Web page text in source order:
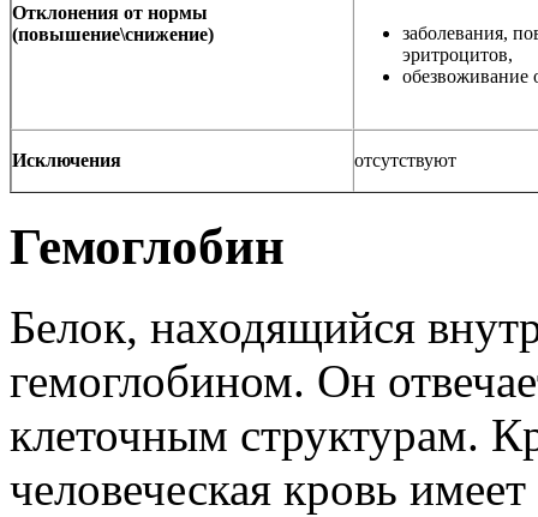
Отклонения от нормы
(повышение\снижение)
заболевания,
эритроцитов,
обезвоживание
Исключения отсутствуют
Гемоглобин
Белок, находящийся
гемоглобином. Он
клеточным структурам.
человеческая кровь